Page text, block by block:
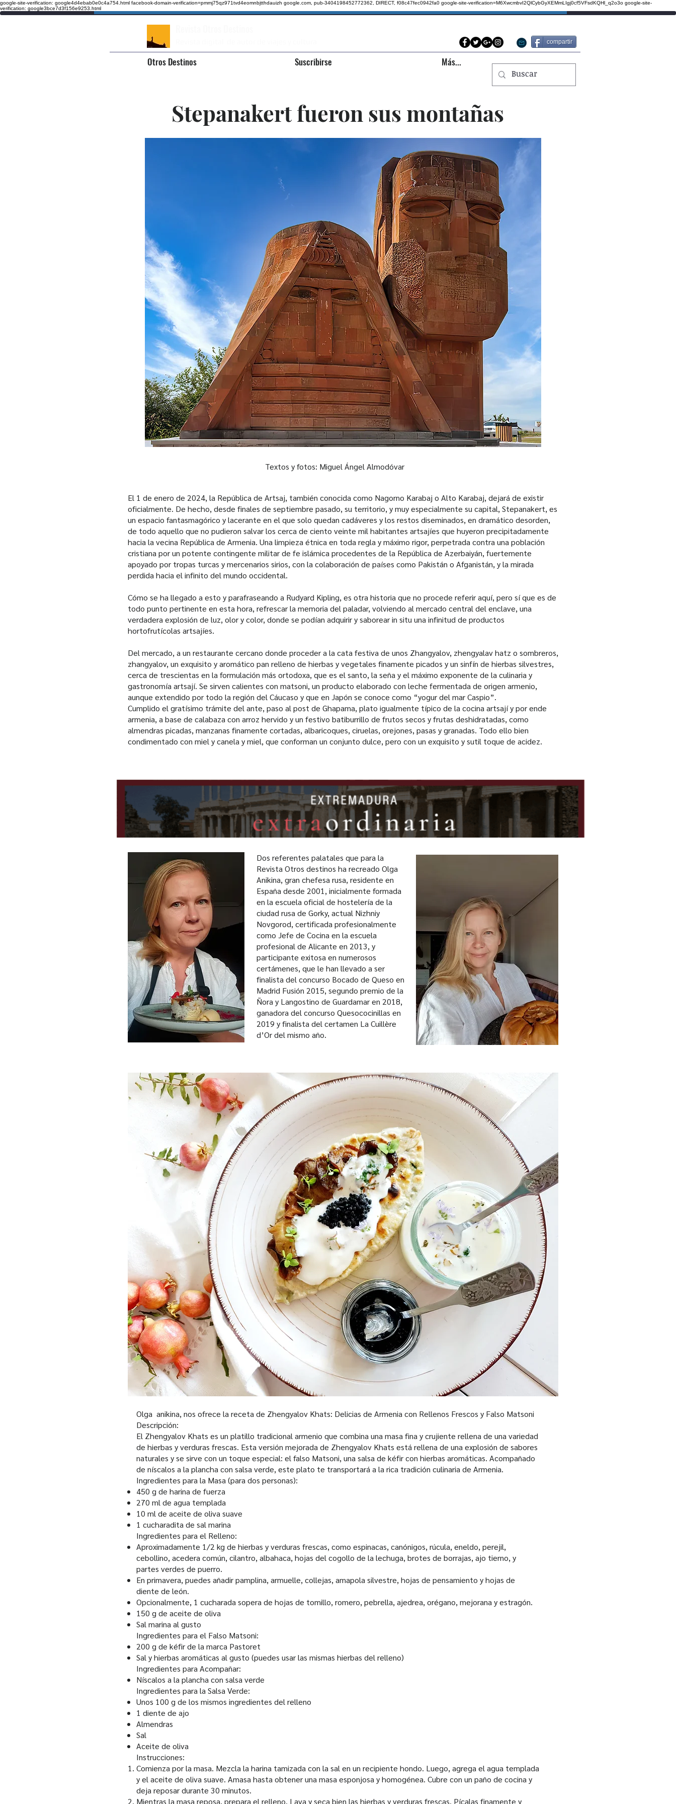
google-site-verification: google4d4ebab0e0c4a754.html facebook-domain-verification=pmmj75qz971tvd4eomnbjtthdauizh google.com, pub-3404198452772362, DIRECT, f08c47fec0942fa0 google-site-verification=M6XwcmbvI2QlCybGyXEMmLIgj0cf5VFsdKQHl_q2o3o google-site-
verification: google3bce7d3f156e9253.html
compartir
Otros Destinos Suscribirse Más...
Stepanakert fueron sus montañas
Textos y fotos: Miguel Ángel Almodóvar
El 1 de enero de 2024, la República de Artsaj, también conocida como Nagorno Karabaj o Alto Karabaj, dejará de existir
oficialmente. De hecho, desde finales de septiembre pasado, su territorio, y muy especialmente su capital, Stepanakert, es
un espacio fantasmagórico y lacerante en el que solo quedan cadáveres y los restos diseminados, en dramático desorden,
de todo aquello que no pudieron salvar los cerca de ciento veinte mil habitantes artsajíes que huyeron precipitadamente
hacia la vecina República de Armenia. Una limpieza étnica en toda regla y máximo rigor, perpetrada contra una población
cristiana por un potente contingente militar de fe islámica procedentes de la República de Azerbaiyán, fuertemente
apoyado por tropas turcas y mercenarios sirios, con la colaboración de países como Pakistán o Afganistán, y la mirada
perdida hacia el infinito del mundo occidental.
Cómo se ha llegado a esto y parafraseando a Rudyard Kipling, es otra historia que no procede referir aquí, pero sí que es de
todo punto pertinente en esta hora, refrescar la memoria del paladar, volviendo al mercado central del enclave, una
verdadera explosión de luz, olor y color, donde se podían adquirir y saborear in situ una infinitud de productos
hortofrutícolas artsajíes.
Del mercado, a un restaurante cercano donde proceder a la cata festiva de unos Zhangyalov, zhengyalav hatz o sombreros,
zhangyalov, un exquisito y aromático pan relleno de hierbas y vegetales finamente picados y un sinfín de hierbas silvestres,
cerca de trescientas en la formulación más ortodoxa, que es el santo, la seña y el máximo exponente de la culinaria y
gastronomía artsají. Se sirven calientes con matsoni, un producto elaborado con leche fermentada de origen armenio,
aunque extendido por todo la región del Cáucaso y que en Japón se conoce como “yogur del mar Caspio”.
Cumplido el gratísimo trámite del ante, paso al post de Ghapama, plato igualmente típico de la cocina artsají y por ende
armenia, a base de calabaza con arroz hervido y un festivo batiburrillo de frutos secos y frutas deshidratadas, como
almendras picadas, manzanas finamente cortadas, albaricoques, ciruelas, orejones, pasas y granadas. Todo ello bien
condimentado con miel y canela y miel, que conforman un conjunto dulce, pero con un exquisito y sutil toque de acidez.
Dos referentes palatales que para la
Revista Otros destinos ha recreado Olga
Anikina, gran chefesa rusa, residente en
España desde 2001, inicialmente formada
en la escuela oficial de hostelería de la
ciudad rusa de Gorky, actual Nizhniy
Novgorod, certificada profesionalmente
como Jefe de Cocina en la escuela
profesional de Alicante en 2013, y
participante exitosa en numerosos
certámenes, que le han llevado a ser
finalista del concurso Bocado de Queso en
Madrid Fusión 2015, segundo premio de la
Ñora y Langostino de Guardamar en 2018,
ganadora del concurso Quesococinillas en
2019 y finalista del certamen La Cuillère
d’Or del mismo año.
Olga anikina, nos ofrece la receta de Zhengyalov Khats: Delicias de Armenia con Rellenos Frescos y Falso Matsoni
Descripción:
El Zhengyalov Khats es un platillo tradicional armenio que combina una masa fina y crujiente rellena de una variedad
de hierbas y verduras frescas. Esta versión mejorada de Zhengyalov Khats está rellena de una explosión de sabores
naturales y se sirve con un toque especial: el falso Matsoni, una salsa de kéfir con hierbas aromáticas. Acompañado
de níscalos a la plancha con salsa verde, este plato te transportará a la rica tradición culinaria de Armenia.
Ingredientes para la Masa (para dos personas):
450 g de harina de fuerza
270 ml de agua templada
10 ml de aceite de oliva suave
1 cucharadita de sal marina
Ingredientes para el Relleno:
Aproximadamente 1/2 kg de hierbas y verduras frescas, como espinacas, canónigos, rúcula, eneldo, perejil,
cebollino, acedera común, cilantro, albahaca, hojas del cogollo de la lechuga, brotes de borrajas, ajo tierno, y
partes verdes de puerro.
En primavera, puedes añadir pamplina, armuelle, collejas, amapola silvestre, hojas de pensamiento y hojas de
diente de león.
Opcionalmente, 1 cucharada sopera de hojas de tomillo, romero, pebrella, ajedrea, orégano, mejorana y estragón.
150 g de aceite de oliva
Sal marina al gusto
Ingredientes para el Falso Matsoni:
200 g de kéfir de la marca Pastoret
Sal y hierbas aromáticas al gusto (puedes usar las mismas hierbas del relleno)
Ingredientes para Acompañar:
Níscalos a la plancha con salsa verde
Ingredientes para la Salsa Verde:
Unos 100 g de los mismos ingredientes del relleno
1 diente de ajo
Almendras
Sal
Aceite de oliva
Instrucciones:
Comienza por la masa. Mezcla la harina tamizada con la sal en un recipiente hondo. Luego, agrega el agua templada
y el aceite de oliva suave. Amasa hasta obtener una masa esponjosa y homogénea. Cubre con un paño de cocina y
deja reposar durante 30 minutos.
Mientras la masa reposa, prepara el relleno. Lava y seca bien las hierbas y verduras frescas. Pícalas finamente y